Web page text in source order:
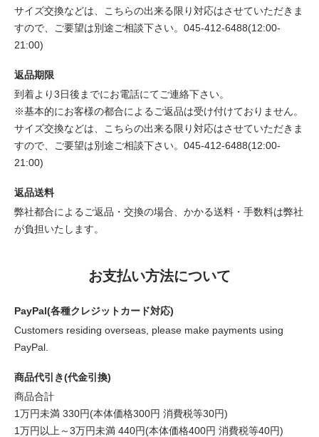
サイズ交換などは、こちらの出来る限り対応はさせていただきま
すので、ご要望は別途ご相談下さい。045-412-6488(12:00-
21:00)
返品期限
到着より3日後までにお電話にてご連絡下さい。
※基本的にお客様の都合によるご返品は受け付けておりません。
サイズ交換などは、こちらの出来る限り対応はさせていただきま
すので、ご要望は別途ご相談下さい。045-412-6488(12:00-
21:00)
返品送料
弊社都合によるご返品・交換の場合、かかる送料・手数料は弊社
が負担いたします。
お支払い方法について
PayPal(各種クレジットカード対応)
Customers residing overseas, please make payments using
PayPal.
商品代引き(代金引換)
商品合計
1万円未満 330円(本体価格300円 消費税等30円)
1万円以上～3万円未満 440円(本体価格400円 消費税等40円)